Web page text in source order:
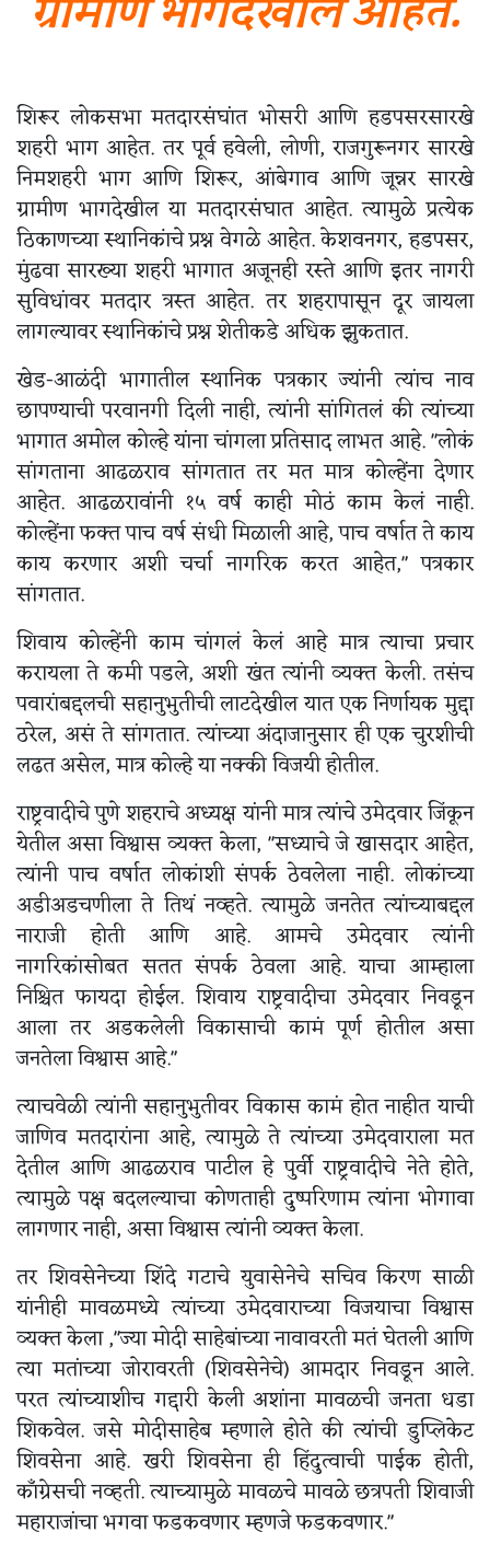
शिरूर लोकसभा मतदारसंघांत भोसरी आणि हडपसरसारखे
शहरी भाग आहेत. तर पूर्व हवेली, लोणी, राजगुरूनगर सारखे
निमशहरी भाग आणि शिरूर, आंबेगाव आणि जून्नर सारखे
ग्रामीण भागदेखील या मतदारसंघात आहेत. त्यामुळे प्रत्येक
ठिकाणच्या स्थानिकांचे प्रश्न वेगळे आहेत. केशवनगर, हडपसर,
मुंढवा सारख्या शहरी भागात अजूनही रस्ते आणि इतर नागरी
सुविधांवर मतदार त्रस्त आहेत. तर शहरापासून दूर जायला
लागल्यावर स्थानिकांचे प्रश्न शेतीकडे अधिक झुकतात.
खेड-आळंदी भागातील स्थानिक पत्रकार ज्यांनी त्यांच नाव
छापण्याची परवानगी दिली नाही, त्यांनी सांगितलं की त्यांच्या
भागात अमोल कोल्हे यांना चांगला प्रतिसाद लाभत आहे. "लोकं
सांगताना आढळराव सांगतात तर मत मात्र कोल्हेंना देणार
आहेत. आढळरावांनी १५ वर्ष काही मोठं काम केलं नाही.
कोल्हेंना फक्त पाच वर्ष संधी मिळाली आहे, पाच वर्षात ते काय
काय करणार अशी चर्चा नागरिक करत आहेत," पत्रकार
सांगतात.
शिवाय कोल्हेंनी काम चांगलं केलं आहे मात्र त्याचा प्रचार
करायला ते कमी पडले, अशी खंत त्यांनी व्यक्त केली. तसंच
पवारांबद्दलची सहानुभुतीची लाटदेखील यात एक निर्णायक मुद्दा
ठरेल, असं ते सांगतात. त्यांच्या अंदाजानुसार ही एक चुरशीची
लढत असेल, मात्र कोल्हे या नक्की विजयी होतील.
राष्ट्रवादीचे पुणे शहराचे अध्यक्ष यांनी मात्र त्यांचे उमेदवार जिंकून
येतील असा विश्वास व्यक्त केला, "सध्याचे जे खासदार आहेत,
त्यांनी पाच वर्षात लोकांशी संपर्क ठेवलेला नाही. लोकांच्या
अडीअडचणीला ते तिथं नव्हते. त्यामुळे जनतेत त्यांच्याबद्दल
नाराजी होती आणि आहे. आमचे उमेदवार त्यांनी
नागरिकांसोबत सतत संपर्क ठेवला आहे. याचा आम्हाला
निश्चित फायदा होईल. शिवाय राष्ट्रवादीचा उमेदवार निवडून
आला तर अडकलेली विकासाची कामं पूर्ण होतील असा
जनतेला विश्वास आहे."
त्याचवेळी त्यांनी सहानुभुतीवर विकास कामं होत नाहीत याची
जाणिव मतदारांना आहे, त्यामुळे ते त्यांच्या उमेदवाराला मत
देतील आणि आढळराव पाटील हे पुर्वी राष्ट्रवादीचे नेते होते,
त्यामुळे पक्ष बदलल्याचा कोणताही दुष्परिणाम त्यांना भोगावा
लागणार नाही, असा विश्वास त्यांनी व्यक्त केला.
तर शिवसेनेच्या शिंदे गटाचे युवासेनेचे सचिव किरण साळी
यांनीही मावळमध्ये त्यांच्या उमेदवाराच्या विजयाचा विश्वास
व्यक्त केला ,"ज्या मोदी साहेबांच्या नावावरती मतं घेतली आणि
त्या मतांच्या जोरावरती (शिवसेनेचे) आमदार निवडून आले.
परत त्यांच्याशीच गद्दारी केली अशांना मावळची जनता धडा
शिकवेल. जसे मोदीसाहेब म्हणाले होते की त्यांची डुप्लिकेट
शिवसेना आहे. खरी शिवसेना ही हिंदुत्वाची पाईक होती,
काँग्रेसची नव्हती. त्याच्यामुळे मावळचे मावळे छत्रपती शिवाजी
महाराजांचा भगवा फडकवणार म्हणजे फडकवणार."